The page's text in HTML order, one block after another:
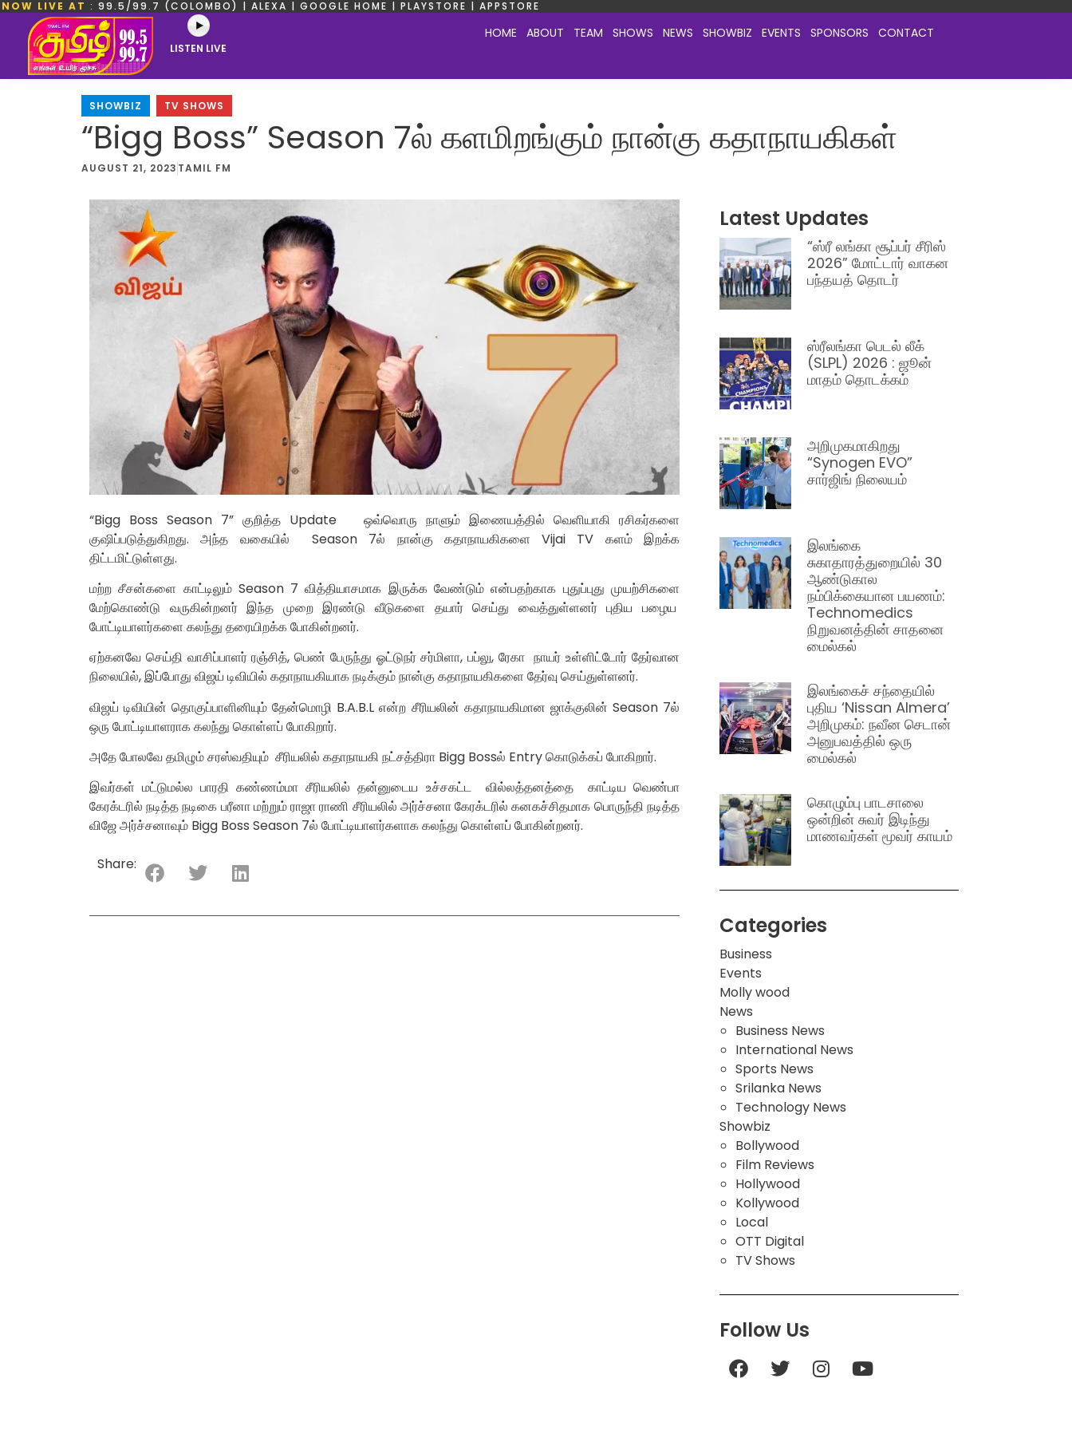
NOW LIVE AT : 99.5/99.7 (COLOMBO) | ALEXA | GOOGLE HOME | PLAYSTORE | APPSTORE
LISTEN LIVE
HOME ABOUT TEAM SHOWS NEWS SHOWBIZ EVENTS SPONSORS CONTACT
SHOWBIZ TV SHOWS
“Bigg Boss” Season 7ல் களமிறங்கும் நான்கு கதாநாயகிகள்
AUGUST 21, 2023 TAMIL FM
“Bigg Boss Season 7” குறித்த Update ஒவ்வொரு நாளும் இணையத்தில் வெளியாகி ரசிகர்களை
குஷிப்படுத்துகிறது. அந்த வகையில் Season 7ல் நான்கு கதாநாயகிகளை Vijai TV களம் இறக்க
திட்டமிட்டுள்ளது.
மற்ற சீசன்களை காட்டிலும் Season 7 வித்தியாசமாக இருக்க வேண்டும் என்பதற்காக புதுப்புது முயற்சிகளை
மேற்கொண்டு வருகின்றனர் இந்த முறை இரண்டு வீடுகளை தயார் செய்து வைத்துள்ளனர் புதிய பழைய
போட்டியாளர்களை கலந்து தரையிறக்க போகின்றனர்.
ஏற்கனவே செய்தி வாசிப்பாளர் ரஞ்சித், பெண் பேருந்து ஓட்டுநர் சர்மிளா, பப்லு, ரேகா நாயர் உள்ளிட்டோர் தேர்வான
நிலையில், இப்போது விஜய் டிவியில் கதாநாயகியாக நடிக்கும் நான்கு கதாநாயகிகளை தேர்வு செய்துள்ளனர்.
விஜய் டிவியின் தொகுப்பாளினியும் தேன்மொழி B.A.B.L என்ற சீரியலின் கதாநாயகிமான ஜாக்குலின் Season 7ல்
ஒரு போட்டியாளராக கலந்து கொள்ளப் போகிறார்.
அதே போலவே தமிழும் சரஸ்வதியும் சீரியலில் கதாநாயகி நட்சத்திரா Bigg Bossல் Entry கொடுக்கப் போகிறார்.
இவர்கள் மட்டுமல்ல பாரதி கண்ணம்மா சீரியலில் தன்னுடைய உச்சகட்ட வில்லத்தனத்தை காட்டிய வெண்பா
கேரக்டரில் நடித்த நடிகை பரீனா மற்றும் ராஜா ராணி சீரியலில் அர்ச்சனா கேரக்டரில் கனகச்சிதமாக பொருந்தி நடித்த
விஜே அர்ச்சனாவும் Bigg Boss Season 7ல் போட்டியாளர்களாக கலந்து கொள்ளப் போகின்றனர்.
Share:
Latest Updates
“ஸ்ரீ லங்கா சூப்பர் சீரிஸ்
2026” மோட்டார் வாகன
பந்தயத் தொடர்
ஸ்ரீலங்கா பெடல் லீக்
(SLPL) 2026 : ஜூன்
மாதம் தொடக்கம்
அறிமுகமாகிறது
“Synogen EVO”
சார்ஜிங் நிலையம்
இலங்கை
சுகாதாரத்துறையில் 30
ஆண்டுகால
நம்பிக்கையான பயணம்:
Technomedics
நிறுவனத்தின் சாதனை
மைல்கல்
இலங்கைச் சந்தையில்
புதிய ‘Nissan Almera’
அறிமுகம்: நவீன செடான்
அனுபவத்தில் ஒரு
மைல்கல்
கொழும்பு பாடசாலை
ஒன்றின் சுவர் இடிந்து
மாணவர்கள் மூவர் காயம்
Categories
Business
Events
Molly wood
News
Business News
International News
Sports News
Srilanka News
Technology News
Showbiz
Bollywood
Film Reviews
Hollywood
Kollywood
Local
OTT Digital
TV Shows
Follow Us